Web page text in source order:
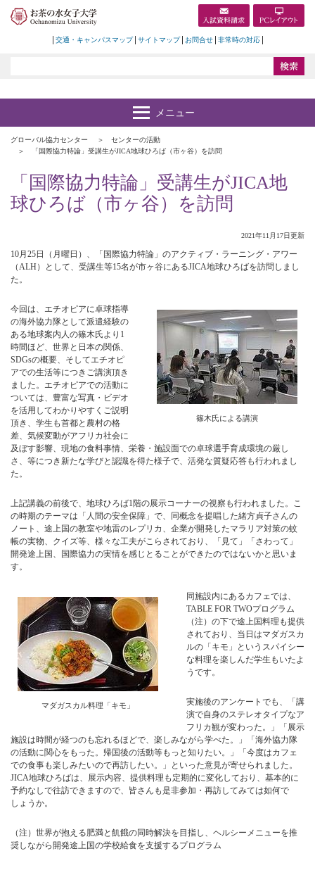
交通・キャンパスマップ サイトマップ お問合せ 非常時の対応
グローバル協力センター
センターの活動
「国際協力特論」受講生がJICA地球ひろば（市ヶ谷）を訪問
「国際協力特論」受講生がJICA地
球ひろば（市ヶ谷）を訪問
2021年11月17日更新
10月25日（月曜日）、「国際協力特論」のアクティブ・ラーニング・アワー
（ALH）として、受講生等15名が市ヶ谷にあるJICA地球ひろばを訪問しまし
た。
篠木氏による講演
今回は、エチオピアに卓球指導
の海外協力隊として派遣経験の
ある地球案内人の篠木氏より1
時間ほど、世界と日本の関係、
SDGsの概要、そしてエチオピ
アでの生活等につきご講演頂き
ました。エチオピアでの活動に
ついては、豊富な写真・ビデオ
を活用してわかりやすくご説明
頂き、学生も首都と農村の格
差、気候変動がアフリカ社会に
及ぼす影響、現地の食料事情、栄養・施設面での卓球選手育成環境の厳し
さ、等につき新たな学びと認識を得た様子で、活発な質疑応答も行われまし
た。
上記講義の前後で、地球ひろば1階の展示コーナーの視察も行われました。こ
の時期のテーマは「人間の安全保障」で、同概念を提唱した緒方貞子さんの
ノート、途上国の教室や地雷のレプリカ、企業が開発したマラリア対策の蚊
帳の実物、クイズ等、様々な工夫がこらされており、「見て」「さわって」
開発途上国、国際協力の実情を感じとることができたのではないかと思いま
す。
マダガスカル料理「キモ」
同施設内にあるカフェでは、
TABLE FOR TWOプログラム
（注）の下で途上国料理も提供
されており、当日はマダガスカ
ルの「キモ」というスパイシー
な料理を楽しんだ学生もいたよ
うです。
実施後のアンケートでも、「講
演で自身のステレオタイプなア
フリカ観が変わった。」「展示
施設は時間が経つのも忘れるほどで、楽しみながら学べた。」「海外協力隊
の活動に関心をもった。帰国後の活動等もっと知りたい。」「今度はカフェ
での食事も楽しみたいので再訪したい。」といった意見が寄せられました。
JICA地球ひろばは、展示内容、提供料理も定期的に変化しており、基本的に
予約なしで往訪できますので、皆さんも是非参加・再訪してみては如何で
しょうか。
（注）世界が抱える肥満と飢餓の同時解決を目指し、ヘルシーメニューを推
奨しながら開発途上国の学校給食を支援するプログラム